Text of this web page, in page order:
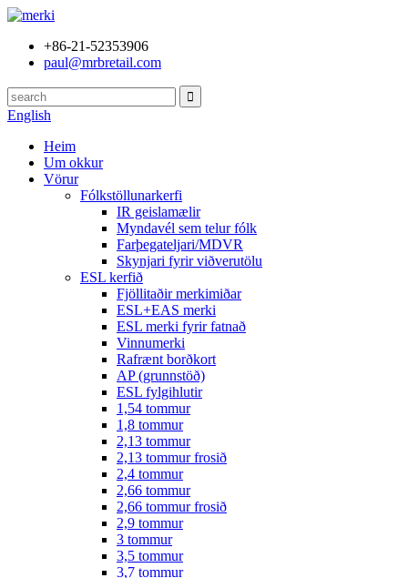
+86-21-52353906
paul@mrbretail.com
English
Heim
Um okkur
Vörur
Fólkstöllunarkerfi
IR geislamælir
Myndavél sem telur fólk
Farþegateljari/MDVR
Skynjari fyrir viðverutölu
ESL kerfið
Fjöllitaðir merkimiðar
ESL+EAS merki
ESL merki fyrir fatnað
Vinnumerki
Rafrænt borðkort
AP (grunnstöð)
ESL fylgihlutir
1,54 tommur
1,8 tommur
2,13 tommur
2,13 tommur frosið
2,4 tommur
2,66 tommur
2,66 tommur frosið
2,9 tommur
3 tommur
3,5 tommur
3,7 tommur